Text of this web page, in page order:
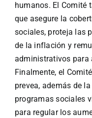
humanos. El Comité
que asegure la
sociales, proteja las
de la inflación y
administrativos para
Finalmente, el
prevea, además de
programas sociales
para regular los